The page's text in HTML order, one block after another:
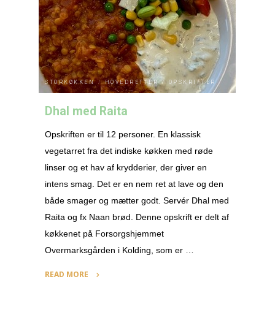
gulerodshummus"
STORKØKKEN / HOVEDRETTER / OPSKRIFTER
Dhal med Raita
Opskriften er til 12 personer. En klassisk
vegetarret fra det indiske køkken med røde
linser og et hav af krydderier, der giver en
intens smag. Det er en nem ret at lave og den
både smager og mætter godt. Servér Dhal med
Raita og fx Naan brød. Denne opskrift er delt af
køkkenet på Forsorgshjemmet
Overmarksgården i Kolding, som er …
READ MORE